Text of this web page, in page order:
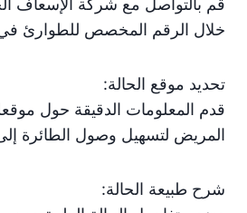
خلال الرقم المخصص للطوارئ
تحديد موقع الحالة:
قدم المعلومات الدقيقة حول
المريض لتسهيل وصول الطائرة
شرح طبيعة الحالة: